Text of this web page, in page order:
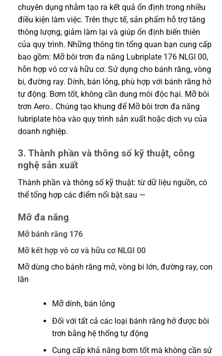
chuyên dụng nhằm tạo ra kết quả ổn định trong nhiều
điều kiện làm việc. Trên thực tế, sản phẩm hỗ trợ tăng
thông lượng, giảm làm lại và giúp ổn định biến thiên
của quy trình. Những thông tin tổng quan bạn cung cấp
bao gồm: Mỡ bôi trơn đa năng Lubriplate 176 NLGI 00,
hỗn hợp vô cơ và hữu cơ. Sử dụng cho bánh răng, vòng
bi, đường ray. Dính, bán lỏng, phù hợp với bánh răng hở
tự động. Bơm tốt, không cần dung môi độc hại. Mỡ bôi
trơn Aero.. Chúng tạo khung để Mỡ bôi trơn đa năng
lubriplate hòa vào quy trình sản xuất hoặc dịch vụ của
doanh nghiệp.
3. Thành phần và thông số kỹ thuật, công
nghệ sản xuất
Thành phần và thông số kỹ thuật: từ dữ liệu nguồn, có
thể tổng hợp các điểm nổi bật sau —
Mỡ đa năng
Mỡ bánh răng 176
Mỡ kết hợp vô cơ và hữu cơ NLGI 00
Mỡ dùng cho bánh răng mở, vòng bi lớn, đường ray, con
lăn
Mỡ dính, bán lỏng
Đối với tất cả các loại bánh răng hở được bôi
trơn bằng hệ thống tự động
Cung cấp khả năng bơm tốt mà không cần sử